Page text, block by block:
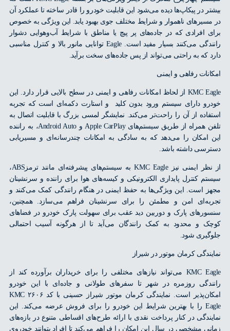
در پیکاپ‌ها دیده می‌شود این قابلیت خودرو را قادر ساخته تا عملکرد آن
ناهموار و شرایط مختلف جوی بهبود یابد. این ویژگی به خصوص
افرادی که در جاده‌های پر پیچ یا مناطق با شرایط آب‌وهوایی دشوار
رانندگی می‌کنند بسیار مفید است. Eagle توانایی مانور بالا و کنترل مناسبی
که به راحتی می‌تواند از پس جاده‌های سخت برآید.
رفاهی و ایمنی
KMC Eagle از لحاظ امکانات رفاهی و ایمنی در سطح بالایی قرار دارد. این
دارای سیستم ورود بدون کلید و استارت دکمه‌ای است که تجربه
از آن را راحت‌تر می‌کند. نمایشگر لمسی بزرگ با قابلیت اتصال به
تلفن همراه از طریق سیستم‌های Apple CarPlay و Android Auto، به راننده
امکان را می‌دهد که به سادگی به امکانات چندرسانه‌ای و مسیریابی
داشته باشد.
از نظر ایمنی نیز KMC Eagle به سیستم‌های پیشرفته‌ای مانند ترمزABS،
کنترل پایداری الکترونیکی و کیسه‌های هوا برای راننده و سرنشینان
است. این ویژگی‌ها به حفظ ایمنی در هنگام رانندگی کمک می‌کنند و
امن‌ و مطمئن را برای سرنشینان فراهم می‌سازد. همچنین،
پارک و دوربین دید عقب برای سهولت پارک خودرو در فضاهای
و محدود به کمک رانندگان می‌‌آید تا از هرگونه آسیب احتمالی
شود.
کرمان موتور در شیراز
KMC Eagle می‌تواند نیازهای مختلفی را برای خریداران برآورده کند از
روزمره در شهر تا سفرهای طولانی و جاده‌ای با این خودرو
امکان‌پذیر است. نمایندگی کرمان موتور شیراز حسینی با کد ۲۶۰۶ KMC
Eagle را با بهترین شرایط این خودرو را برای فروش عرضه می‌کند. این
در کنار پرداخت نقدی با ارائه طرح‌های اقساطی متنوع در بازه‌های
مشخصی در سال این امکان را فراهم می‌کند تا افراد بتوانند خودروی